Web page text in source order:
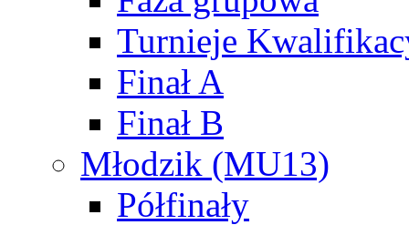
Turnieje
Finał A
Finał B
Młodzik (MU13)
Półfinały